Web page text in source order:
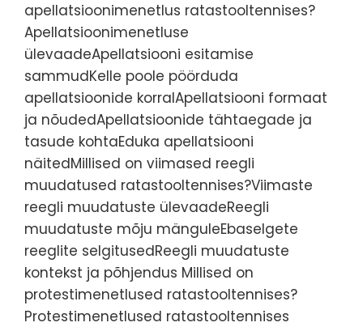
apellatsioonimenetlus ratastooltennises?
Apellatsioonimenetluse
ülevaadeApellatsiooni esitamise
sammudKelle poole pöörduda
apellatsioonide korralApellatsiooni formaat
ja nõudedApellatsioonide tähtaegade ja
tasude kohtaEduka apellatsiooni
näitedMillised on viimased reegli
muudatused ratastooltennises?Viimaste
reegli muudatuste ülevaadeReegli
muudatuste mõju mänguleEbaselgete
reeglite selgitusedReegli muudatuste
kontekst ja põhjendus Millised on
protestimenetlused ratastooltennises?
Protestimenetlused ratastooltennises